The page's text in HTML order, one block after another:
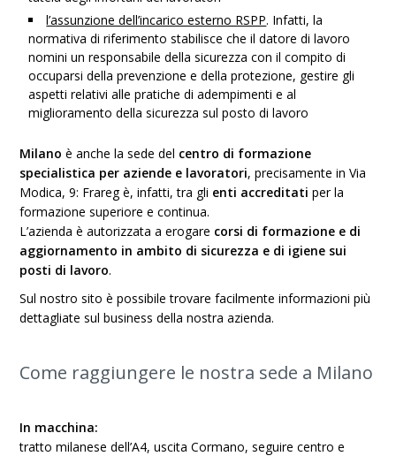
l’assunzione dell’incarico esterno RSPP. Infatti, la
normativa di riferimento stabilisce che il datore di lavoro
nomini un responsabile della sicurezza con il compito di
occuparsi della prevenzione e della protezione, gestire gli
aspetti relativi alle pratiche di adempimenti e al
miglioramento della sicurezza sul posto di lavoro
Milano è anche la sede del centro di formazione
specialistica per aziende e lavoratori, precisamente in Via
Modica, 9: Frareg è, infatti, tra gli enti accreditati per la
formazione superiore e continua.
L’azienda è autorizzata a erogare corsi di formazione e di
aggiornamento in ambito di sicurezza e di igiene sui
posti di lavoro.
Sul nostro sito è possibile trovare facilmente informazioni più
dettagliate sul business della nostra azienda.
Come raggiungere le nostra sede a Milano
In macchina:
tratto milanese dell’A4, uscita Cormano, seguire centro e